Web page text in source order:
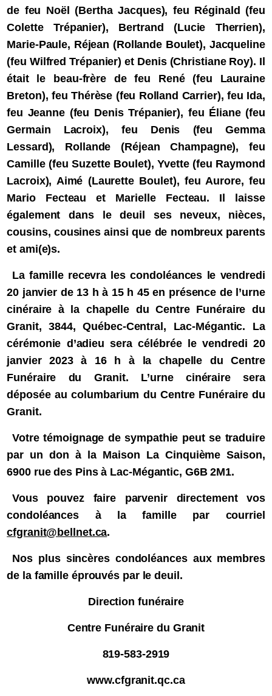
de feu Noël (Bertha Jacques), feu Réginald (feu
Colette Trépanier), Bertrand (Lucie Therrien),
Marie-Paule, Réjean (Rollande Boulet), Jacqueline
(feu Wilfred Trépanier) et Denis (Christiane Roy). Il
était le beau-frère de feu René (feu Lauraine
Breton), feu Thérèse (feu Rolland Carrier), feu Ida,
feu Jeanne (feu Denis Trépanier), feu Éliane (feu
Germain Lacroix), feu Denis (feu Gemma
Lessard), Rollande (Réjean Champagne), feu
Camille (feu Suzette Boulet), Yvette (feu Raymond
Lacroix), Aimé (Laurette Boulet), feu Aurore, feu
Mario Fecteau et Marielle Fecteau. Il laisse
également dans le deuil ses neveux, nièces,
cousins, cousines ainsi que de nombreux parents
et ami(e)s.
La famille recevra les condoléances le vendredi
20 janvier de 13 h à 15 h 45 en présence de l’urne
cinéraire à la chapelle du Centre Funéraire du
Granit, 3844, Québec-Central, Lac-Mégantic. La
cérémonie d’adieu sera célébrée le vendredi 20
janvier 2023 à 16 h à la chapelle du Centre
Funéraire du Granit. L’urne cinéraire sera
déposée au columbarium du Centre Funéraire du
Granit.
Votre témoignage de sympathie peut se traduire
par un don à la Maison La Cinquième Saison,
6900 rue des Pins à Lac-Mégantic, G6B 2M1.
Vous pouvez faire parvenir directement vos
condoléances à la famille par courriel
cfgranit@bellnet.ca.
Nos plus sincères condoléances aux membres
de la famille éprouvés par le deuil.
Direction funéraire
Centre Funéraire du Granit
819-583-2919
www.cfgranit.qc.ca